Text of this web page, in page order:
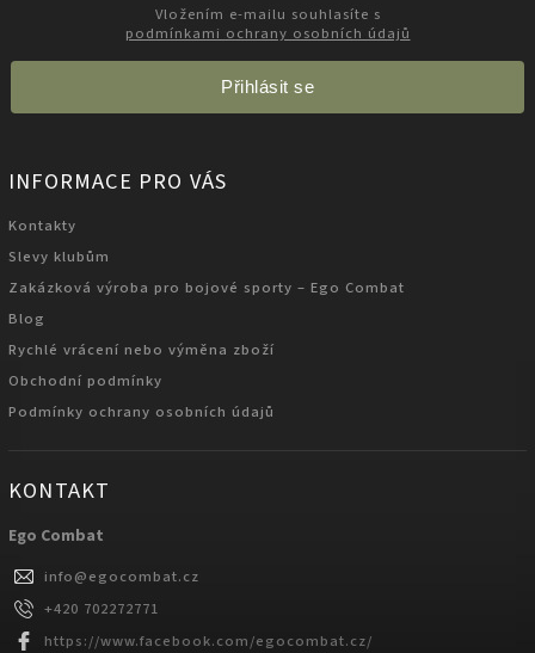
podmínkami ochrany osobních údajů
Přihlásit se
INFORMACE PRO VÁS
Kontakty
Slevy klubům
Zakázková výroba pro bojové sporty – Ego Combat
Blog
Rychlé vrácení nebo výměna zboží
Obchodní podmínky
Podmínky ochrany osobních údajů
KONTAKT
Ego Combat
info@egocombat.cz
+420 702272771
https://www.facebook.com/egocombat.cz/